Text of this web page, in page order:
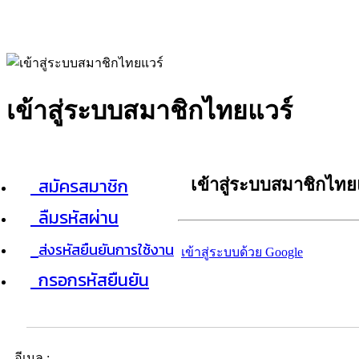
เข้าสู่ระบบสมาชิกไทยแวร์
สมัครสมาชิก
ลืมรหัสผ่าน
ส่งรหัสยืนยันการใช้งาน
กรอกรหัสยืนยัน
เข้าสู่ระบบสมาชิกไท
เข้าสู่ระบบด้วย Google